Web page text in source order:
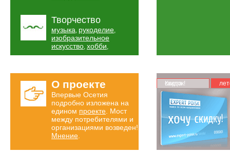
Творчество
музыка, рукоделие,
изобразительное
искусство, хобби,
О проекте
Впервые Осетия
подробно изложена на
едином проекте . Мост
между потребителями и
организациями возведен!
Мнение
Карта скидок!